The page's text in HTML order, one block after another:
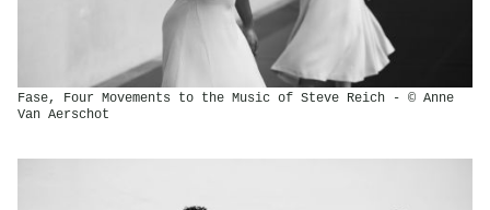
Fase, Four Movements to the Music of Steve Reich - © Anne
Van Aerschot